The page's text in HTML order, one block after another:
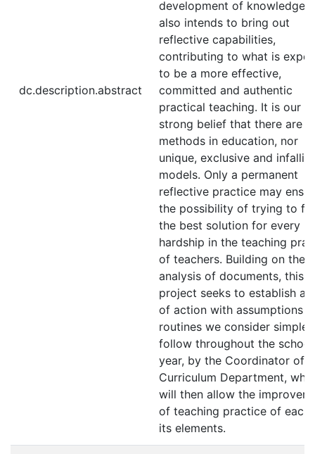
dc.description.abstract
development of knowledge
also intends to bring out
reflective capabilities,
contributing to what is
to be a more effective,
committed and authentic
practical teaching. It is our
strong belief that there are
methods in education, nor
unique, exclusive and
models. Only a permanent
reflective practice may
the possibility of trying to
the best solution for every
hardship in the teaching
of teachers. Building on the
analysis of documents, this
project seeks to establish a
of action with assumptions
routines we consider simple
follow throughout the school
year, by the Coordinator of a
Curriculum Department,
will then allow the
of teaching practice of each
its elements.